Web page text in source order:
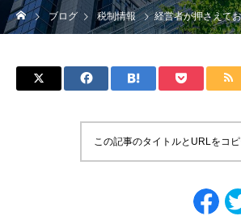
ブログ 税制情報 経営者が押さえておくべき
この記事のタイトルとURLをコ